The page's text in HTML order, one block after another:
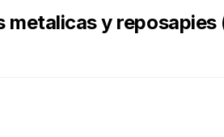
metalicas y